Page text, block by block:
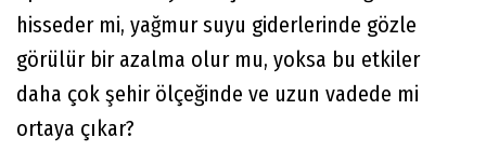
hisseder mi, yağmur suyu giderlerinde gözle
görülür bir azalma olur mu, yoksa bu etkiler
daha çok şehir ölçeğinde ve uzun vadede mi
ortaya çıkar?